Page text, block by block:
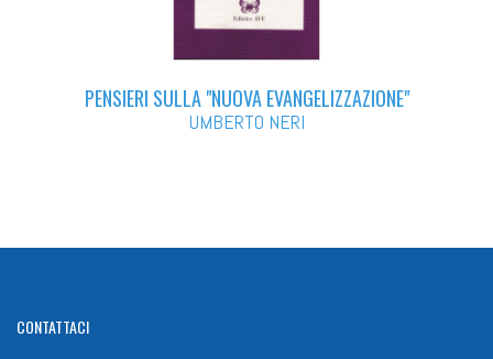
PENSIERI SULLA "NUOVA EVANGELIZZAZIONE"
UMBERTO NERI
CONTATTACI